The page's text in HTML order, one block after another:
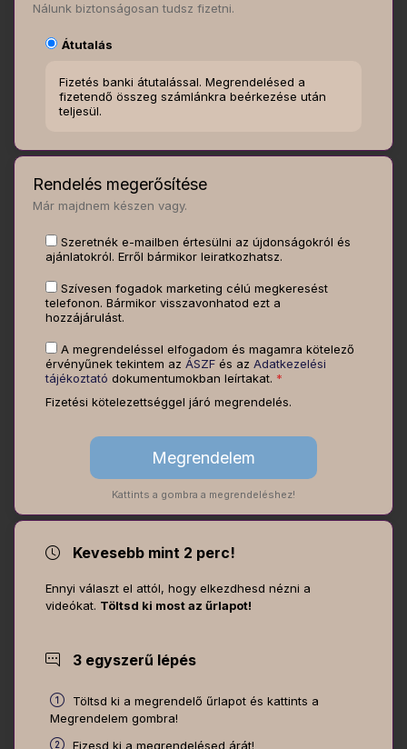
Nálunk biztonságosan tudsz fizetni.
Átutalás
Fizetés banki átutalással. Megrendelésed a
fizetendő összeg számlánkra beérkezése után
teljesül.
Rendelés megerősítése
Már majdnem készen vagy.
Szeretnék e-mailben értesülni az újdonságokról és
ajánlatokról. Erről bármikor leiratkozhatsz.
Szívesen fogadok marketing célú megkeresést
telefonon. Bármikor visszavonhatod ezt a
hozzájárulást.
A megrendeléssel elfogadom és magamra kötelező
érvényűnek tekintem azÁSZF és azAdatkezelési
tájékoztató dokumentumokban leírtakat. *
Fizetési kötelezettséggel járó megrendelés.
Kattints a gombra a megrendeléshez!
Kevesebb mint 2 perc!
Ennyi választ el attól, hogy elkezdhesd nézni a
videókat. Töltsd ki most az űrlapot!
3 egyszerű lépés
Töltsd ki a megrendelő űrlapot és kattints a
Megrendelem gombra!
Fizesd ki a megrendelésed árát!